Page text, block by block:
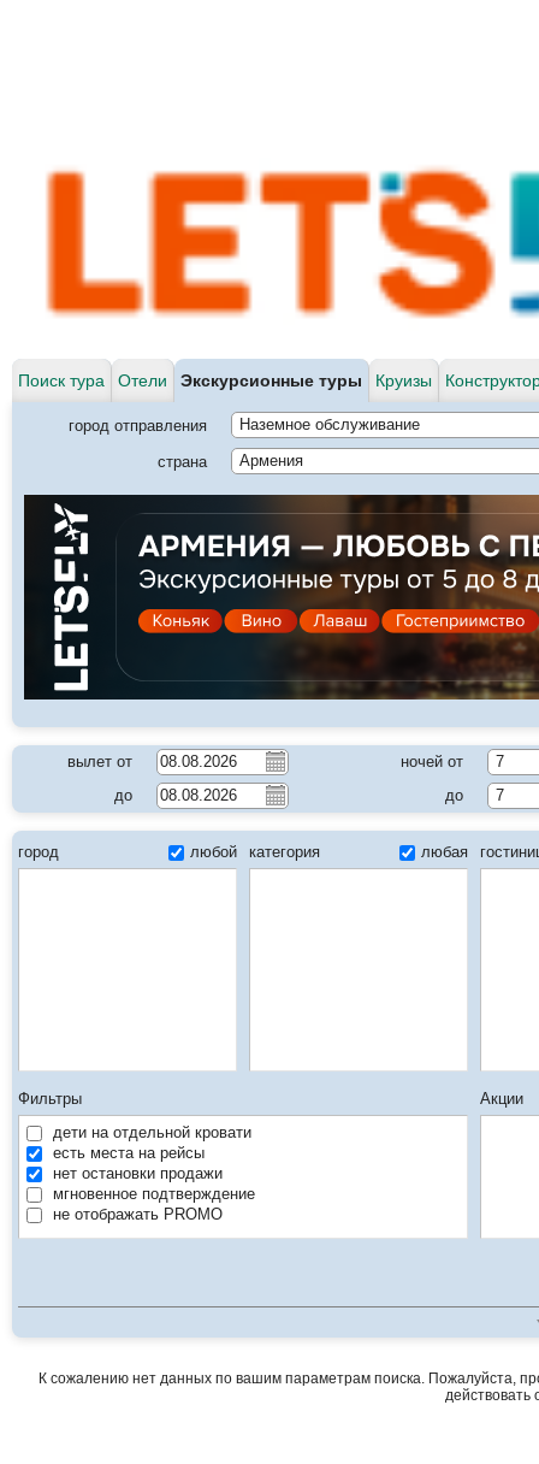
Поиск тура Отели Экскурсионные туры Круизы
город отправления
Наземное обслуживание
страна
Армения
вылет от ночей от
7
до
до 7
город любой категория любая
Фильтры
дети на отдельной кровати
есть места на рейсы
нет остановки продажи
мгновенное подтверждение
не отображать PROMO
Акции
К сожалению нет данных по вашим параметрам поиска. Пожалуйста,
действовать